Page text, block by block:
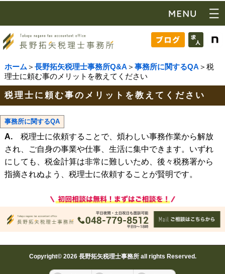
ホーム ＞ 長野拓矢税理士事務所Q&A ＞ 事務所に関するQA ＞税
理士に頼む事のメリットを教えてください
税理士に頼む事のメリットを教えてください
事務所に関するQA
A. 税理士に依頼することで、煩わしい事務作業から解放
され、ご自身の事業や仕事、生活に集中できます。いずれ
にしても、税金計算は非常に難しいため、後々税務署から
指摘されぬよう、税理士に依頼することが賢明です。
Copyright© 2026 長野拓矢税理士事務所 all rights Reserved.